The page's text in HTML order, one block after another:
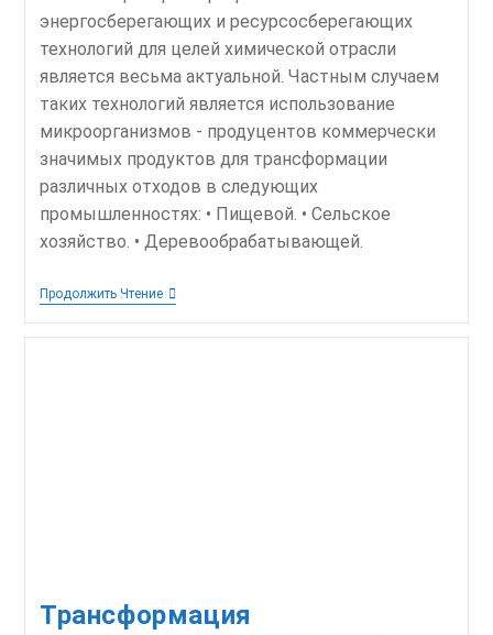
энергосберегающих и ресурсосберегающих
технологий для целей химической отрасли
является весьма актуальной. Частным случаем
таких технологий является использование
микроорганизмов - продуцентов коммерчески
значимых продуктов для трансформации
различных отходов в следующих
промышленностях: • Пищевой. • Сельское
хозяйство. • Деревообрабатывающей.
Продолжить ЧтениеРесурсосберегающая
Трансформация